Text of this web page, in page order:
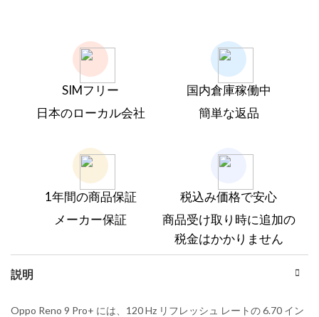
SIMフリー
日本のローカル会社
国内倉庫稼働中
簡単な返品
1年間の商品保証
メーカー保証
税込み価格で安心
商品受け取り時に追加の
税金はかかりません
説明
Oppo Reno 9 Pro+ には、120 Hz リフレッシュ レートの 6.70 イン